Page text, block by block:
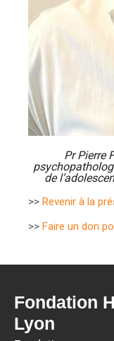
Pr Pierre
de
>> Revenir à la
>> Faire un don
Fondation
Lyon